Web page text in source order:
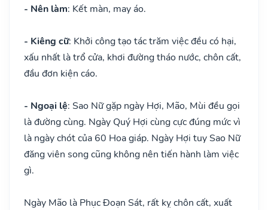
- Nên làm: Kết màn, may áo.
- Kiêng cữ: Khởi công tạo tác trăm việc đều có hại,
xấu nhất là trổ cửa, khơi đường tháo nước, chôn cất,
đầu đơn kiện cáo.
- Ngoại lệ: Sao Nữ gặp ngày Hợi, Mão, Mùi đều gọi
là đường cùng. Ngày Quý Hợi cùng cực đúng mức vì
là ngày chót của 60 Hoa giáp. Ngày Hợi tuy Sao Nữ
đăng viên song cũng không nên tiến hành làm việc
gì.
Ngày Mão là Phục Đoạn Sát, rất kỵ chôn cất, xuất